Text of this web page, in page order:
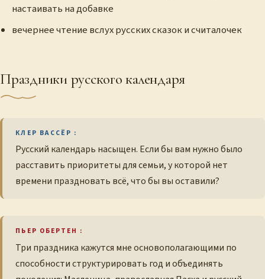
настаивать на добавке
вечернее чтение вслух русских сказок и считалочек
Праздники русского календаря
КЛЕР ВАССЁР :
Русский календарь насыщен. Если бы вам нужно было
расставить приоритеты для семьи, у которой нет
времени праздновать всё, что бы вы оставили?
ПЬЕР ОБЕРТЕН :
Три праздника кажутся мне основополагающими по
способности структурировать год и объединять